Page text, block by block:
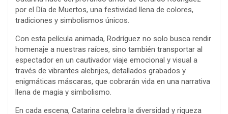
por el Día de Muertos, una festividad llena de colores,
tradiciones y simbolismos únicos.
Con esta película animada, Rodríguez no solo busca rendir
homenaje a nuestras raíces, sino también transportar al
espectador en un cautivador viaje emocional y visual a
través de vibrantes alebrijes, detallados grabados y
enigmáticas máscaras, que cobrarán vida en una narrativa
llena de magia y simbolismo.
En cada escena, Catarina celebra la diversidad y riqueza